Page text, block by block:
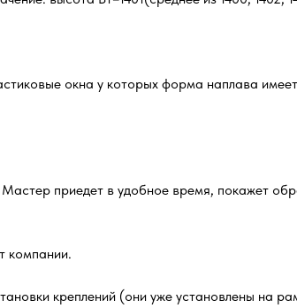
окна у которых форма наплава
Мастер приедет в удобное время, покажет
компании.
креплений (они уже установлены на